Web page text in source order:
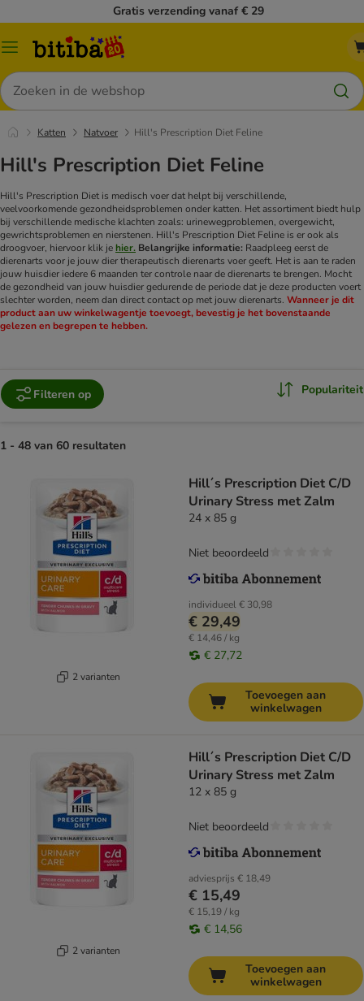
Gratis verzending vanaf € 29
Catalogusmenu
Zoeken
Katten Natvoer Hill's Prescription Diet Feline
Hill's Prescription Diet Feline
Hill's Prescription Diet is medisch voer dat helpt bij verschillende,
veelvoorkomende gezondheidsproblemen onder katten. Het assortiment biedt hulp
bij verschillende medische klachten zoals: urinewegproblemen, overgewicht,
gewrichtsproblemen en nierstenen. Hill's Prescription Diet Feline is er ook als
droogvoer, hiervoor klik jehier. Belangrijke informatie: Raadpleeg eerst de
dierenarts voor je jouw dier therapeutisch dierenarts voer geeft. Het is aan te raden
jouw huisdier iedere 6 maanden ter controle naar de dierenarts te brengen. Mocht
de gezondheid van jouw huisdier gedurende de periode dat je deze producten voert
slechter worden, neem dan direct contact op met jouw dierenarts. Wanneer je dit
product aan uw winkelwagentje toevoegt, bevestig je het bovenstaande
gelezen en begrepen te hebben.
Filteren op Populariteit
1 - 48 van 60 resultaten
2 varianten
Hill´s Prescription Diet C/D
Urinary Stress met Zalm
24 x 85 g
individueel€ 30,98
€ 29,49
€ 14,46 / kg
€ 27,72
Niet beoordeeld
Toevoegen aan
winkelwagen
2 varianten
Hill´s Prescription Diet C/D
Urinary Stress met Zalm
12 x 85 g
adviesprijs € 18,49
€ 15,49
€ 15,19 / kg
€ 14,56
Niet beoordeeld
Toevoegen aan
winkelwagen